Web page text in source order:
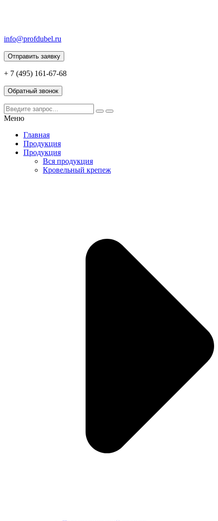
info@profdubel.ru
Отправить заявку
+ 7 (495) 161-67-68
Обратный звонок
Меню
Главная
Продукция
Продукция
Вся продукция
Кровельный крепеж